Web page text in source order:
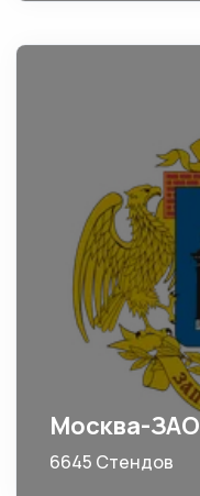
Москва-ЗАО
6645 Стендов